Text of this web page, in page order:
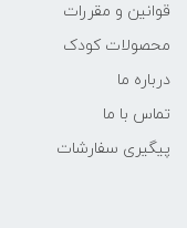
قوانین و مقررات
محصولات کودک
درباره ما
تماس با ما
پیگیری سفارشات